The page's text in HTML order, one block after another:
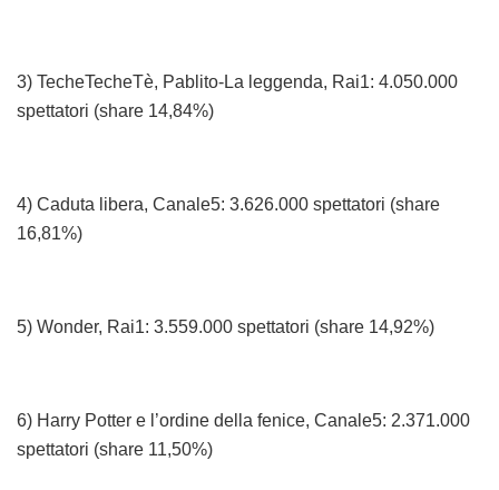
3) TecheTecheTè, Pablito-La leggenda, Rai1: 4.050.000
spettatori (share 14,84%)
4) Caduta libera, Canale5: 3.626.000 spettatori (share
16,81%)
5) Wonder, Rai1: 3.559.000 spettatori (share 14,92%)
6) Harry Potter e l’ordine della fenice, Canale5: 2.371.000
spettatori (share 11,50%)